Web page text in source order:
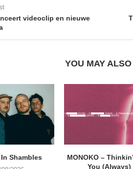
videoclip en nieuwe
YOU MAY
In Shambles
MONOKO –
You (Always)